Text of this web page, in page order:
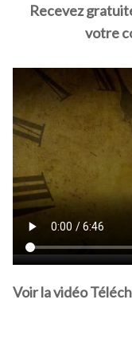
Recevez
votre
Voir la vidéo